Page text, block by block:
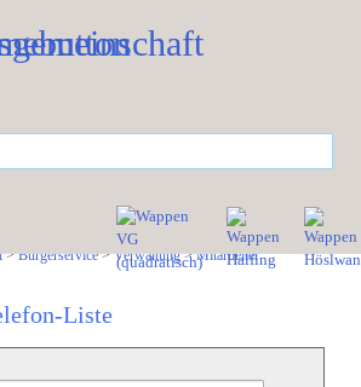
>Bürgerservice>Verwaltung>Mitarbeiter
Liste